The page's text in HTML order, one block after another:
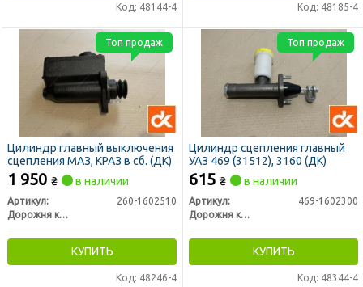
Код: 48144-4 Код: 48185-4
Цилиндр главный выключения
сцепления МАЗ, КРАЗ в сб. (ДК)
1 950 ₴ в наличии
Артикул:
260-1602510
Дорожня карта
КУПИТЬ
Код: 48246-4
Топ продаж
Цилиндр сцепления главный
УАЗ 469 (31512), 3160 (ДК)
615 ₴ в наличии
Артикул:
469-1602300
Дорожня карта
КУПИТЬ
Код: 48344-4
Топ продаж